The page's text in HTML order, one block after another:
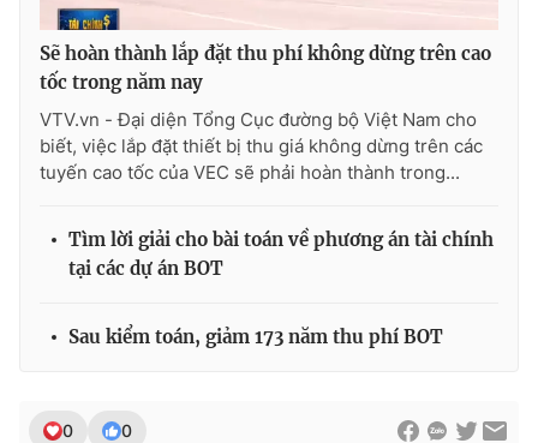
Sẽ hoàn thành lắp đặt thu phí không dừng trên cao
tốc trong năm nay
VTV.vn - Đại diện Tổng Cục đường bộ Việt Nam cho
biết, việc lắp đặt thiết bị thu giá không dừng trên các
tuyến cao tốc của VEC sẽ phải hoàn thành trong...
Tìm lời giải cho bài toán về phương án tài chính
tại các dự án BOT
Sau kiểm toán, giảm 173 năm thu phí BOT
0 0